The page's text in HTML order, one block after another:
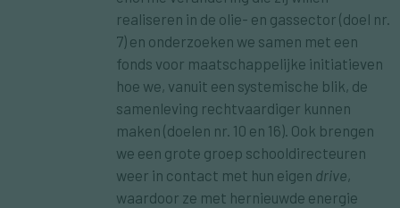
realiseren in de olie- en gassector (doel nr.
7) en onderzoeken we samen met een
fonds voor maatschappelijke initiatieven
hoe we, vanuit een systemische blik, de
samenleving rechtvaardiger kunnen
maken (doelen nr. 10 en 16). Ook brengen
we een grote groep schooldirecteuren
weer in contact met hun eigen drive,
waardoor ze met hernieuwde energie